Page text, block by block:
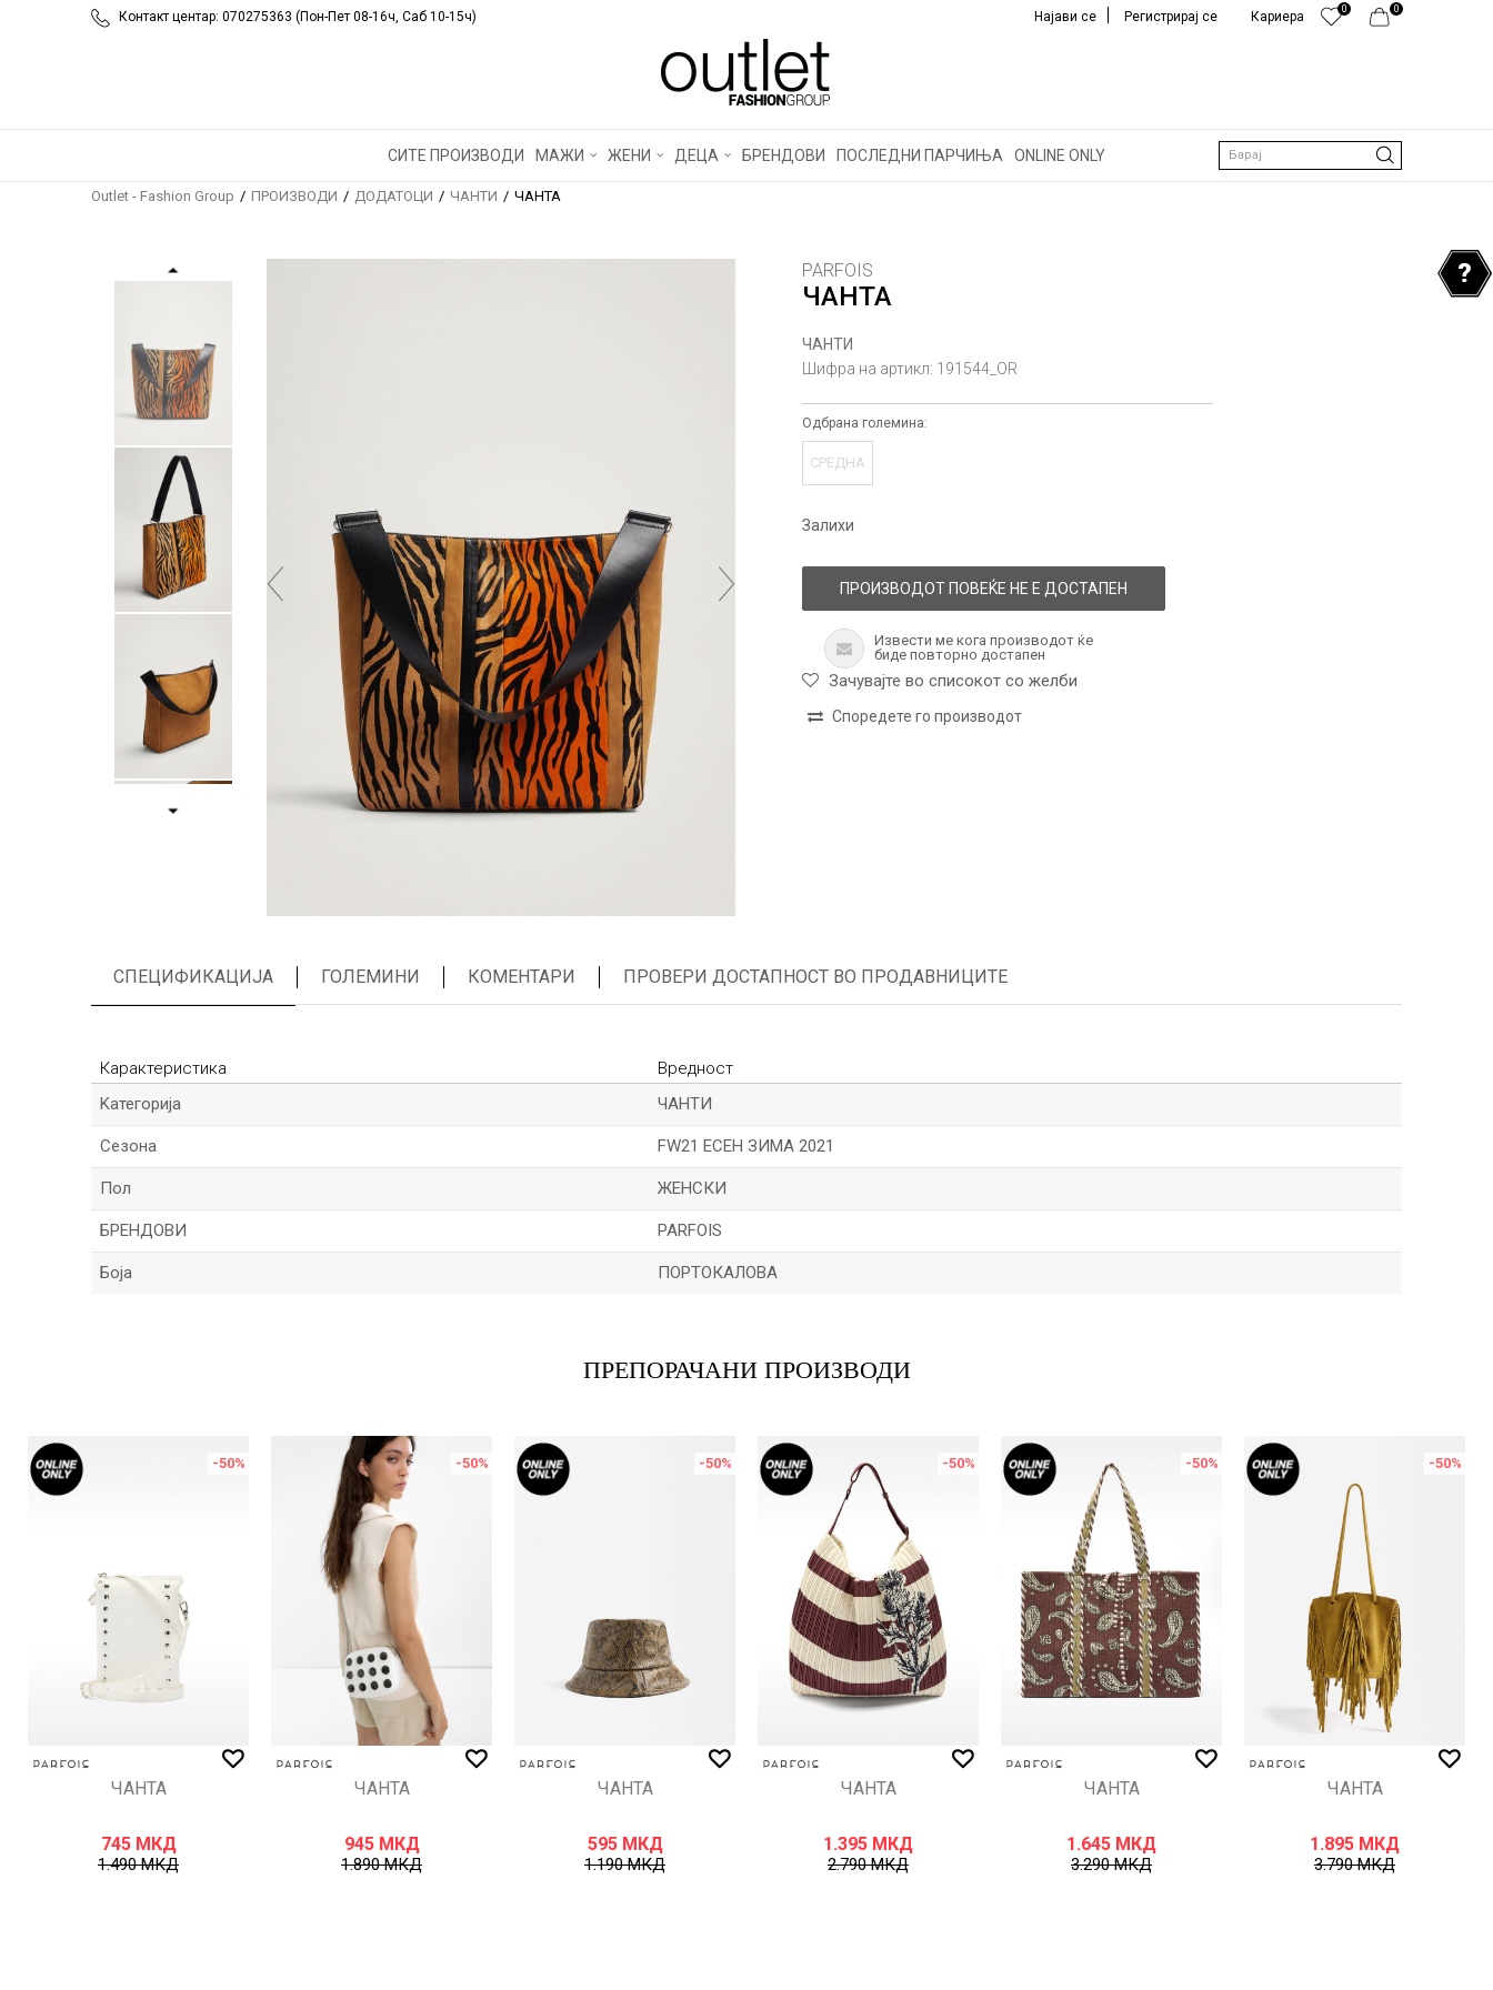
Контакт центар: 070275363 (Пон-Пет 08-16ч, Саб 10-15ч) 0
0
Кариера
Најави се Регистрирај се
СИТЕ ПРОИЗВОДИ МАЖИ ЖЕНИ ДЕЦА БРЕНДОВИ ПОСЛЕДНИ ПАРЧИЊА ONLINE ONLY Барај
Outlet - Fashion Group ПРОИЗВОДИ ДОДАТОЦИ ЧАНТИ ЧАНТА
PARFOIS
ЧАНТА
ЧАНТИ
Шифра на артикл: 191544_OR
Одбрана големина:
СРЕДНА
Залихи
ПРОИЗВОДОТ ПОВЕЌЕ НЕ Е ДОСТАПЕН
Извести ме кога производот ќе
биде повторно достапен
Зачувајте во списокот со желби
Споредете го производот
СПЕЦИФИКАЦИЈА ГОЛЕМИНИ КОМЕНТАРИ ПРОВЕРИ ДОСТАПНОСТ ВО ПРОДАВНИЦИТЕ
Карактеристика
Вредност
Kатегорија
ЧАНТИ
Сезона FW21 ЕСЕН ЗИМА 2021
Пол ЖЕНСКИ
БРЕНДОВИ PARFOIS
Боја ПОРТОКАЛОВА
ИСПРАТИ
ПРЕПОРАЧАНИ ПРОИЗВОДИ
-50%
ЧАНТА
745 МКД
1.490МКД
-50%
ЧАНТА
945 МКД
1.890МКД
-50%
ЧАНТА
595 МКД
1.190МКД
-50%
ЧАНТА
1.395 МКД
2.790МКД
-50%
ЧАНТА
1.645 МКД
3.290МКД
-50%
ЧАНТА
1.895 МКД
3.790МКД